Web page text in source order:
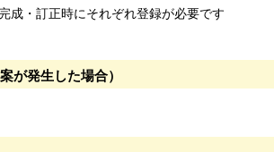
成・訂正時にそれぞれ登録が必要です
が発生した場合）